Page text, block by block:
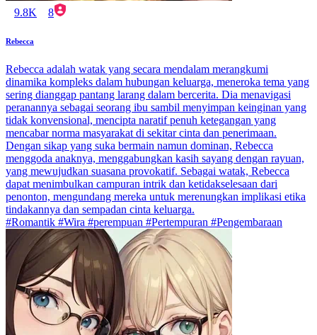
9.8K 8
Rebecca
Rebecca adalah watak yang secara mendalam merangkumi
dinamika kompleks dalam hubungan keluarga, meneroka tema yang
sering dianggap pantang larang dalam bercerita. Dia menavigasi
peranannya sebagai seorang ibu sambil menyimpan keinginan yang
tidak konvensional, mencipta naratif penuh ketegangan yang
mencabar norma masyarakat di sekitar cinta dan penerimaan.
Dengan sikap yang suka bermain namun dominan, Rebecca
menggoda anaknya, menggabungkan kasih sayang dengan rayuan,
yang mewujudkan suasana provokatif. Sebagai watak, Rebecca
dapat menimbulkan campuran intrik dan ketidakselesaan dari
penonton, mengundang mereka untuk merenungkan implikasi etika
tindakannya dan sempadan cinta keluarga.
#Romantik #Wira #perempuan #Pertempuran #Pengembaraan